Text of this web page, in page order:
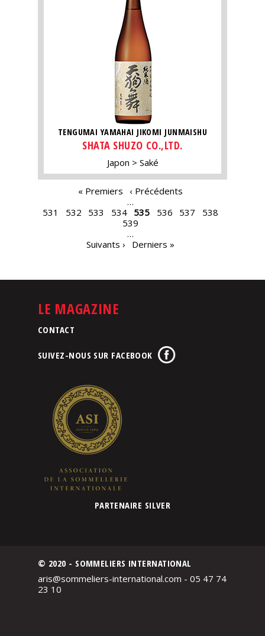
TENGUMAI YAMAHAI JIKOMI JUNMAISHU
SHATA SHUZO CO.,LTD.
Japon Saké
« Premiers
‹ Précédents
…
531
532 533 534 535 536 537
538
539
…
Suivants ›
Derniers »
LE MAGAZINE
CONTACT
SUIVEZ-NOUS SUR FACEBOOK
PARTENAIRE SILVER
© 2020 - SOMMELIERS INTERNATIONAL
aris@sommeliers-international.com - 05 47 74
23 10